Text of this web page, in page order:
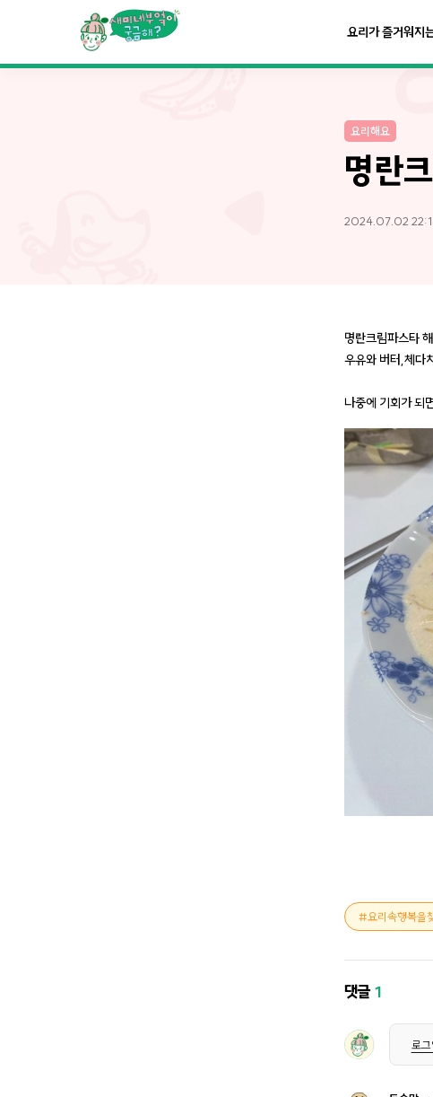
요리가 즐거워지
요리해요
명란
2024.07.02
명란크림파스타
우유와 버터,체다
나중에 기회가 되
요리속행복을
댓글1
로그